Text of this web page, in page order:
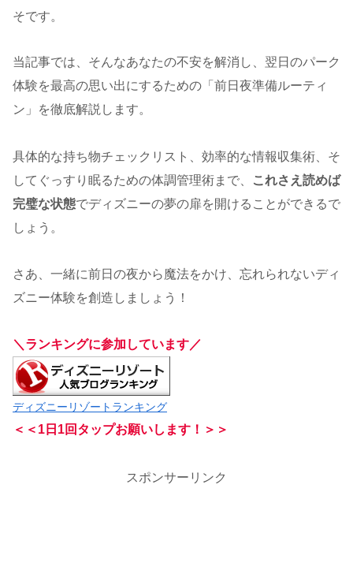
そです。
当記事では、そんなあなたの不安を解消し、翌日のパーク
体験を最高の思い出にするための「前日夜準備ルーティ
ン」を徹底解説します。
具体的な持ち物チェックリスト、効率的な情報収集術、そ
してぐっすり眠るための体調管理術まで、
これさえ読めば
完璧な状態でディズニーの夢の扉を開けることができるで
しょう。
さあ、一緒に前日の夜から魔法をかけ、忘れられないディ
ズニー体験を創造しましょう！
＼ランキングに参加しています／
ディズニーリゾートランキング
＜＜1日1回タップお願いします ！＞＞
スポンサーリンク